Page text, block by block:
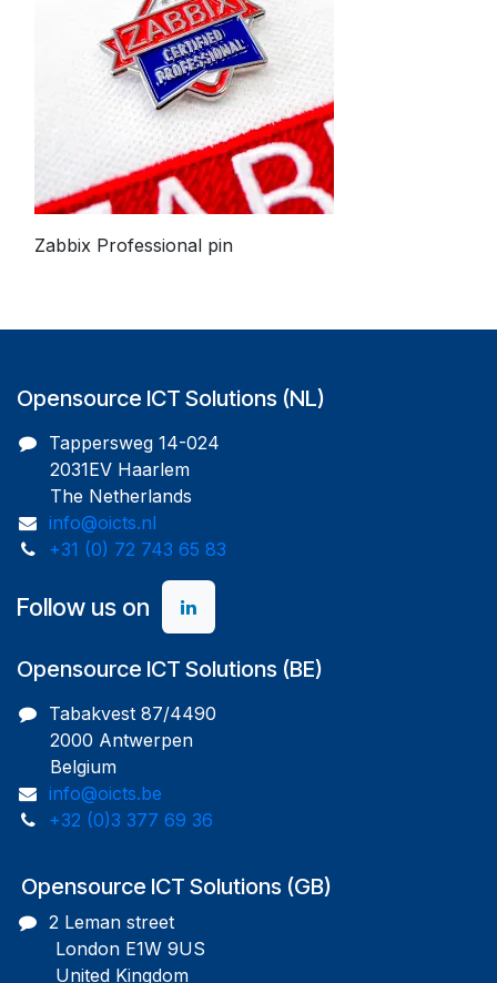
Zabbix Professional pin
Opensource ICT Solutions (NL)
Tappersweg 14-024
2031EV Haarlem
The Netherlands
info@oicts.nl
+31 (0) 72 743 65 83
Follow us on
Opensource ICT Solutions (BE)
Tabakvest 87/4490
2000 Antwerpen
Belgium
info@oicts.be
+32 (0)3 377 69 36
Opensource ICT Solutions (GB)
2 Leman street
London E1W 9US
United Kingdom